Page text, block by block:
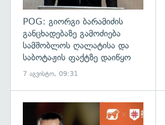
POG: გიორგი ბარამიძის
განცხადებაზე გამოძიება
სამშობლოს ღალატისა და
საბოტაჟის ფაქტზე დაიწყო
7 აგვისტო, 09:31